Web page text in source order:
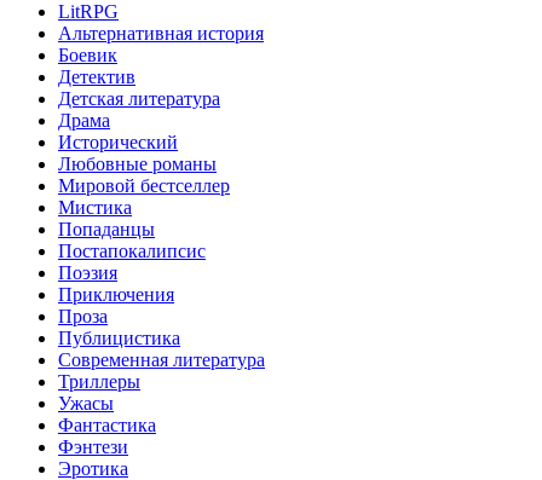
LitRPG
Альтернативная история
Боевик
Детектив
Детская литература
Драма
Исторический
Любовные романы
Мировой бестселлер
Мистика
Попаданцы
Постапокалипсис
Поэзия
Приключения
Проза
Публицистика
Современная литература
Триллеры
Ужасы
Фантастика
Фэнтези
Эротика